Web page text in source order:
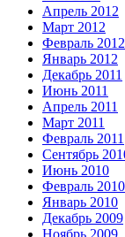
Апрель 2012
Март 2012
Февраль 2012
Январь 2012
Декабрь 2011
Июнь 2011
Апрель 2011
Март 2011
Февраль 2011
Сентябрь
Июнь 2010
Февраль 2010
Январь 2010
Декабрь 2009